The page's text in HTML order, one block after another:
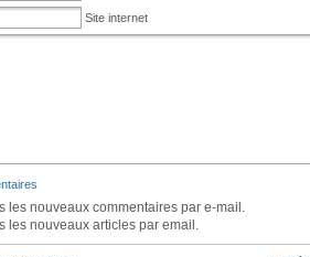
Site internet
les nouveaux commentaires par e-mail.
les nouveaux articles par email.